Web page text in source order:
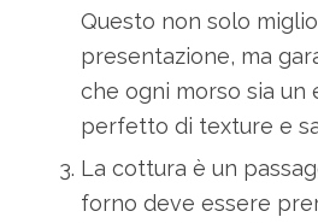
Questo non solo
presentazione, ma
che ogni morso sia un
perfetto di texture e
La cottura è un
forno deve essere